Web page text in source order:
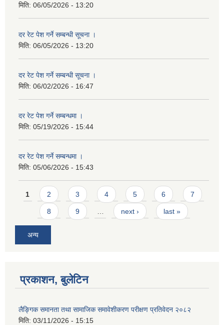
मिति: 06/05/2026 - 13:20
दर रेट पेश गर्ने सम्बन्धी सूचना ।
मिति: 06/05/2026 - 13:20
दर रेट पेश गर्ने सम्बन्धी सूचना ।
मिति: 06/02/2026 - 16:47
दर रेट पेश गर्ने सम्बन्धमा ।
मिति: 05/19/2026 - 15:44
दर रेट पेश गर्ने सम्बन्धमा ।
मिति: 05/06/2026 - 15:43
Pages
1 2 3 4 5 6 7
8 9 … next › last »
अन्य
प्रकाशन, बुलेटिन
लैङ्गिक समानता तथा सामाजिक समावेशीकरण परीक्षण प्रतिवेदन २०८२
मिति: 03/11/2026 - 15:15